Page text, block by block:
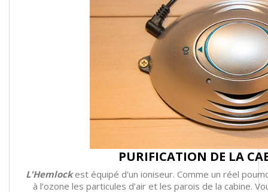
PURIFICATION DE LA
L'Hemlock est équipé d'un ioniseur. Comme un réel
à l’ozone les particules d’air et les parois de la cabine.